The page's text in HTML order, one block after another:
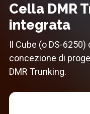
Cella DMR
integrata
Il Cube (o DS-
concezione di
DMR Trunking.